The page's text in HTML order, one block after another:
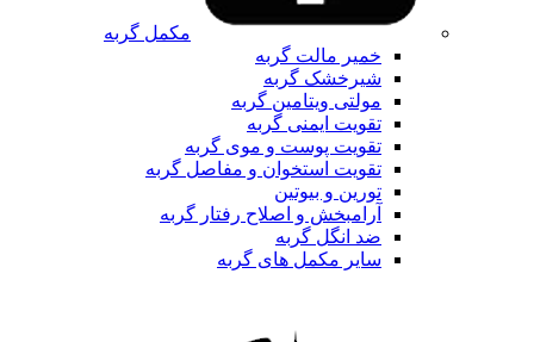
مکمل گربه
خمیر مالت گربه
شیرخشک گربه
مولتی ویتامین گربه
تقویت ایمنی گربه
تقویت پوست و موی گربه
تقویت استخوان و مفاصل گربه
تورین و بیوتین
آرامبخش و اصلاح رفتار گربه
ضد انگل گربه
سایر مکمل های گربه